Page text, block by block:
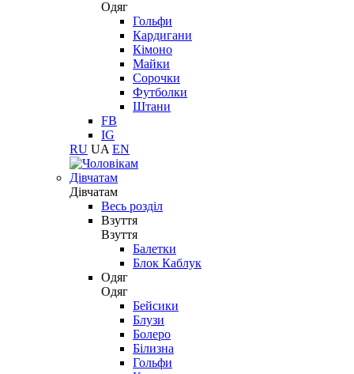
Одяг
Гольфи
Кардигани
Кімоно
Майки
Сорочки
Футболки
Штани
FB
IG
RU UA EN
Дівчатам
Дівчатам
Весь розділ
Взуття
Взуття
Балетки
Блок Каблук
Одяг
Одяг
Бейсики
Блузи
Болеро
Білизна
Гольфи